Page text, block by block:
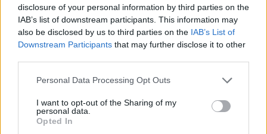
disclosure of your personal information by third parties on the
IAB’s list of downstream participants. This information may
also be disclosed by us to third parties on the IAB’s List of
Downstream Participants that may further disclose it to other
Please note that this website/app uses one or more Google
not limited to your visit or usage behaviour. You may click to
grant or deny consent to Google and its third-party tags to
use your data for below specified purposes in below Google
Personal Data Processing Opt Outs
I want to opt-out of the Sharing of my
personal data.
Opted In